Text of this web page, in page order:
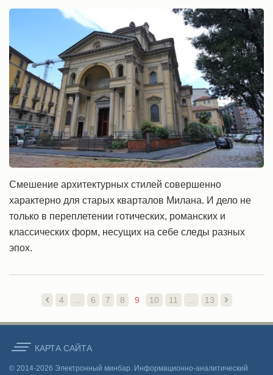
Смешение архитектурных стилей совершенно
характерно для старых кварталов Милана. И дело не
только в переплетении готических, романских и
классических форм, несущих на себе следы разных
эпох.
4 6 7 8 9 10 11 13
КАРТА CАЙТА
© 2014-2026 Электронный минбар. Информационно-аналитический